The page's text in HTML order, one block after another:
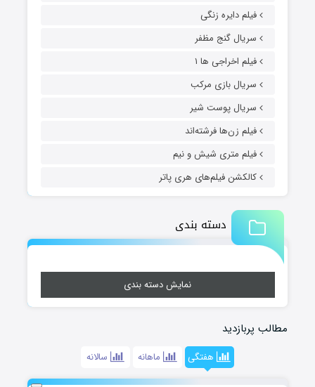
فیلم دایره زنگی
سریال گنج مظفر
فیلم اخراجی ها ۱
سریال بازی مرکب
سریال پوست شیر
فیلم زن‌ها فرشته‌اند
فیلم متری شیش و نیم
کالکشن فیلم‌های هری پاتر
دسته بندی
نمایش دسته بندی
مطالب پربازدید
هفتگی ماهانه سالانه